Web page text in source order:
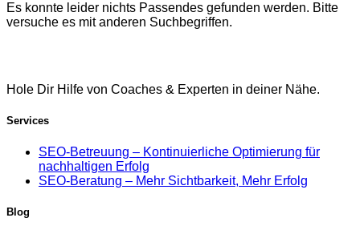
Es konnte leider nichts Passendes gefunden werden. Bitte
versuche es mit anderen Suchbegriffen.
Hole Dir Hilfe von Coaches & Experten in deiner Nähe.
Services
SEO-Betreuung – Kontinuierliche Optimierung für
nachhaltigen Erfolg
SEO-Beratung – Mehr Sichtbarkeit, Mehr Erfolg
Blog